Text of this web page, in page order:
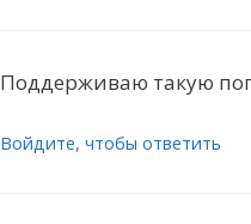
Поддерживаю такую
Войдите, чтобы ответить